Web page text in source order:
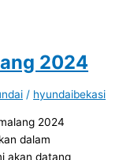
2024
/ hyundaibekasi
2024
dalam
akan datang